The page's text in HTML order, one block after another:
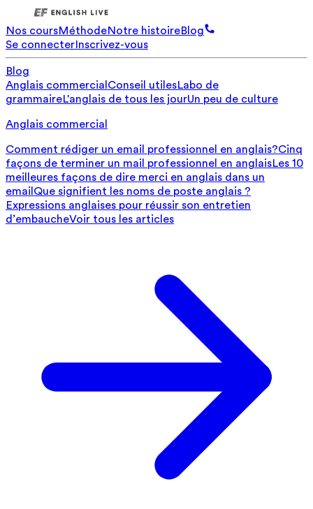
Nos coursMéthodeNotre histoireBlog
Se connecterInscrivez-vous
Blog
Anglais commercial Conseil utilesLabo de
grammaireL'anglais de tous les jourUn peu de culture
Anglais commercial
Comment rédiger un email professionnel en anglais?Cinq
façons de terminer un mail professionnel en anglaisLes 10
meilleures façons de dire merci en anglais dans un
email Que signifient les noms de poste anglais ?
Expressions anglaises pour réussir son entretien
d’embaucheVoir tous les articles